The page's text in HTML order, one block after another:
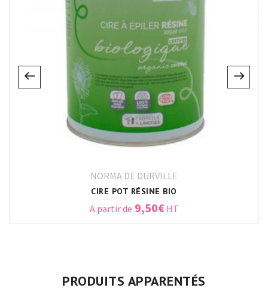
NORMA DE DURVILLE
CIRE POT RÉSINE BIO
A partir de 9,50€HT
PRODUITS APPARENTÉS